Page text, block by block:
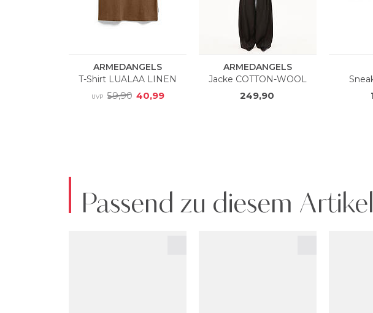
Passend zu diesem Artikel